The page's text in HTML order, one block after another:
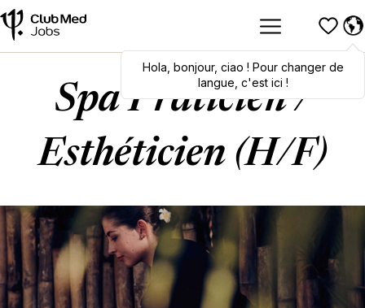
Hola,bonjour,ciao! To switch
languages, click here!
Hola bonjour, ciao ! Pour changer de
langue, c'est ici !
Spa Praticien /
Esthéticien (H/F)